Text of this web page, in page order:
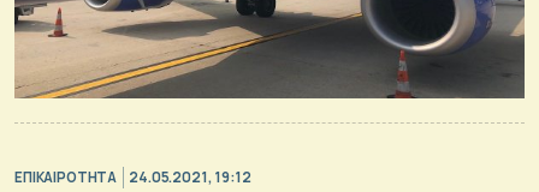
ΕΠΙΚΑΙΡΟΤΗΤΑ 24.05.2021, 19:12